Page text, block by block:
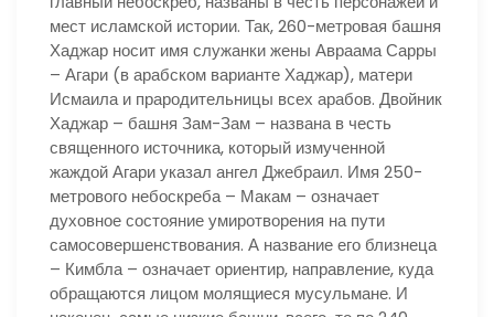
мест исламской истории. Так, 260-метровая башня
Хаджар носит имя служанки жены Авраама Сарры
– Агари (в арабском варианте Хаджар), матери
Исмаила и прародительницы всех арабов. Двойник
Хаджар – башня Зам-Зам – названа в честь
священного источника, который измученной
жаждой Агари указал ангел Джебраил. Имя 250-
метрового небоскреба – Макам – означает
духовное состояние умиротворения на пути
самосовершенствования. А название его близнеца
– Кимбла – означает ориентир, направление, куда
обращаются лицом молящиеся мусульмане. И